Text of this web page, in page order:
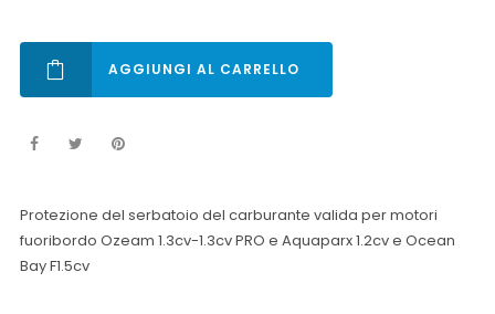
AGGIUNGI AL CARRELLO
Protezione del serbatoio del carburante valida per motori
fuoribordo Ozeam 1.3cv-1.3cv PRO e Aquaparx 1.2cv e Ocean
Bay F1.5cv